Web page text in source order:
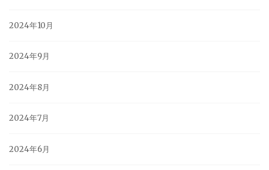
2024年10月
2024年9月
2024年8月
2024年7月
2024年6月